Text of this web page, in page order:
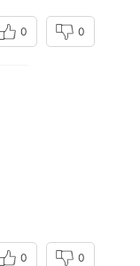
0 0
0 0